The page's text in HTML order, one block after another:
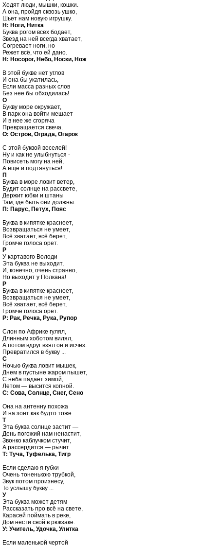
Ходят люди, мышки, кошки.
А она, пройдя сквозь ушко,
Н: Ноги, Нитка
Буква рогом всех бодает,
Звезд на ней всегда хватает,
Согревает ноги, но
Н: Носорог, Небо, Носки, Нож
В этой букве нет углов
И она бы укатилась,
Если масса разных слов
О
Букву море окружает,
В парк она войти мешает
И в нее же сгоряча
О: Остров, Ограда, Огарок
С этой буквой веселей!
Ну и как не улыбнуться -
Повисеть могу на ней,
П
Буква в море ловит ветер,
Будит солнце на рассвете,
Держит юбки и штаны
П: Парус, Петух, Пояс
Буква в кипятке краснеет,
Возвращаться не умеет,
Всё хватает, всё берет,
Р
У картавого Володи
Эта буква не выходит,
И, конечно, очень странно,
Р
Буква в кипятке краснеет,
Возвращаться не умеет,
Всё хватает, всё берет,
Р: Рак, Речка, Рука, Рупор
Слон по Африке гулял,
Длинным хоботом вилял,
А потом вдруг взял он и исчез:
С
Ночью буква ловит мышек,
Днем в пустыне жаром пышет,
С неба падает зимой,
С: Сова, Солнце, Снег, Сено
Она на антенну похожа
Т
Эта буква солнце застит —
День погожий нам ненастит,
Звонко каблучком стучит,
Т: Туча, Туфелька, Тигр
Если сделаю я губки
Очень тоненькою трубкой,
Звук потом произнесу,
У
Эта буква может детям
Рассказать про всё на свете,
Карасей поймать в реке,
У: Учитель, Удочка, Улитка
Если маленькой чертой